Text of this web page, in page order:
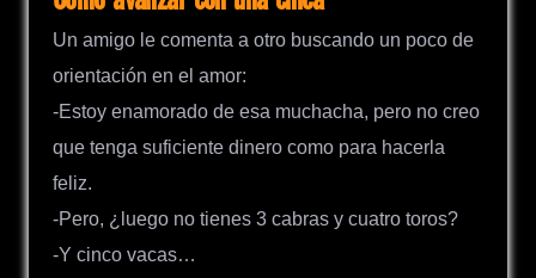
Un amigo le comenta a otro buscando un poco de
orientación en el amor:
-Estoy enamorado de esa muchacha, pero no creo
que tenga suficiente dinero como para hacerla
feliz.
-Pero, ¿luego no tienes 3 cabras y cuatro toros?
-Y cinco vacas…